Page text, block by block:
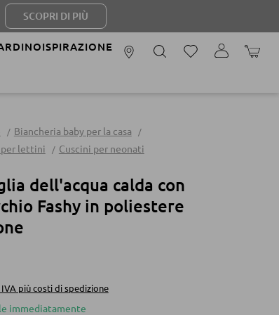
DI PIÙ
ISPIRAZIONE IL
Biancheria baby per la casa
per lettini
Cuscini per neonati
dell'acqua calda con
Fashy in poliestere
IVA più costi di spedizione
immediatamente